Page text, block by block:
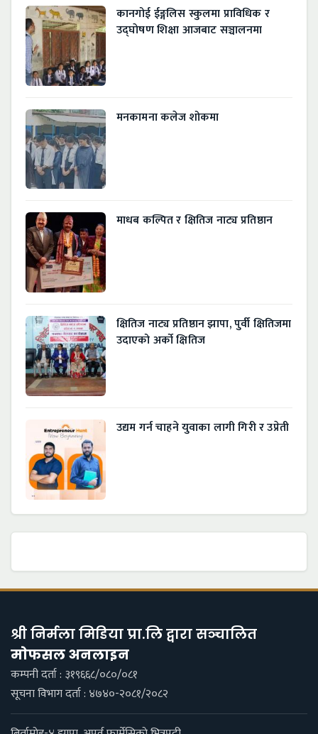
कानगोई ईङ्गलिस स्कुलमा प्राविधिक र
उद्घाेषण शिक्षा आजबाट सञ्चालनमा
मनकामना कलेज शोकमा
माधब कल्पित र क्षितिज नाट्य प्रतिष्ठान
क्षितिज नाट्य प्रतिष्ठान झापा, पुर्वी क्षितिजमा
उदाएको अर्को क्षितिज
उद्यम गर्न चाहने युवाका लागी गिरी र उप्रेती
श्री निर्मला मिडिया प्रा.लि द्वारा सञ्चालित
माेफसल अनलाइन
कम्पनी दर्ता : ३१९६६८/०८०/०८१
सूचना विभाग दर्ता : ४७४०-२०८१/२०८२